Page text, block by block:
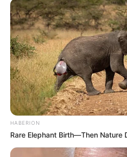
HABERION
Rare Elephant Birth—Then Nature